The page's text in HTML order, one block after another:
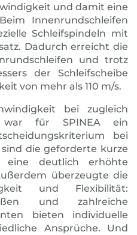
und damit eine
Innenrundschleifen
Schleifspindeln mit
Dadurch erreicht die
und trotz
der Schleifscheibe
von mehr als 110 m/s.
bei zugleich
war für SPINEA ein
bei
sind die geforderte kurze
eine deutlich erhöhte
überzeugte die
und Flexibilität:
und zahlreiche
bieten individuelle
Ansprüche. Und